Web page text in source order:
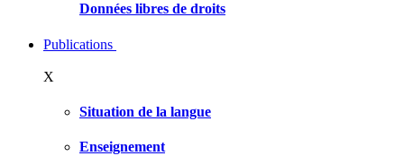
Données libres de droits
Publications
X
Situation de la langue
Enseignement